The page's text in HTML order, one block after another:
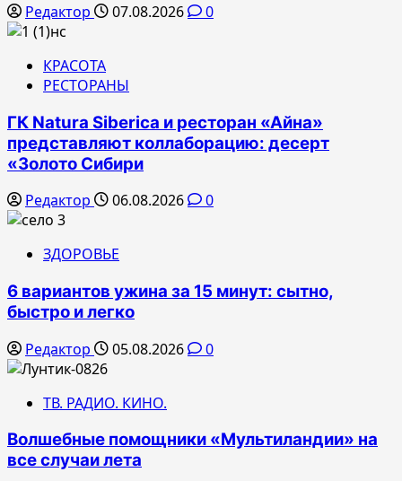
Редактор 07.08.2026 0
КРАСОТА
РЕСТОРАНЫ
ГК Natura Siberica и ресторан «Айна»
представляют коллаборацию: десерт
«Золото Сибири
Редактор 06.08.2026 0
ЗДОРОВЬЕ
6 вариантов ужина за 15 минут: сытно,
быстро и легко
Редактор 05.08.2026 0
ТВ. РАДИО. КИНО.
Волшебные помощники «Мультиландии» на
все случаи лета